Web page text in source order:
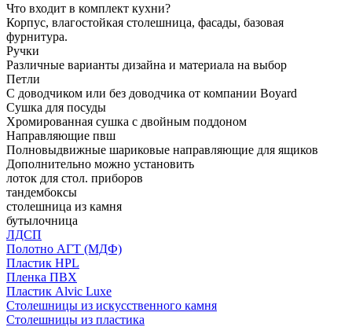
Что входит в комплект кухни?
Корпус, влагостойкая столешница, фасады, базовая
фурнитура.
Ручки
Различные варианты дизайна и материала на выбор
Петли
С доводчиком или без доводчика от компании Boyard
Сушка для посуды
Хромированная сушка с двойным поддоном
Направляющие пвш
Полновыдвижные шариковые направляющие для ящиков
Дополнительно можно установить
лоток для стол. приборов
тандембоксы
столешница из камня
бутылочница
ЛДСП
Полотно АГТ (МДФ)
Пластик HPL
Пленка ПВХ
Пластик Alvic Luxe
Столешницы из искусственного камня
Столешницы из пластика